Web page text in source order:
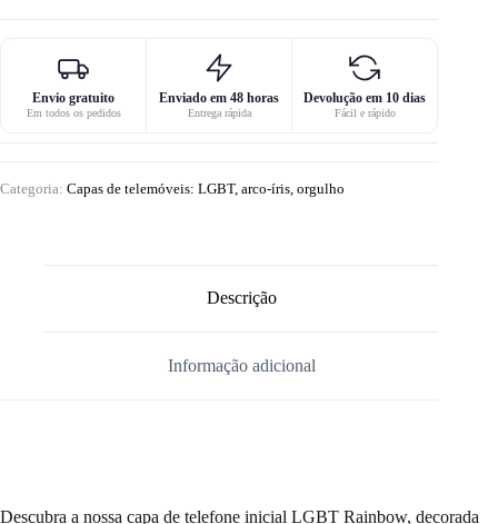
Envio gratuito
Em todos os pedidos
Enviado em 48 horas
Entrega rápida
Devolução em 10 dias
Fácil e rápido
Categoria: Capas de telemóveis: LGBT, arco-íris, orgulho
Descrição
Informação adicional
Descubra a nossa capa de telefone inicial LGBT Rainbow, decorada